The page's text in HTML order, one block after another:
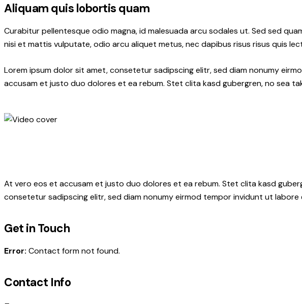
Aliquam quis lobortis quam
Curabitur pellentesque odio magna, id malesuada arcu sodales ut. Sed sed
nisi et mattis vulputate, odio arcu aliquet metus, nec dapibus risus risus quis
Lorem ipsum dolor sit amet, consetetur sadipscing elitr, sed diam nonumy
accusam et justo duo dolores et ea rebum. Stet clita kasd gubergren, no sea
At vero eos et accusam et justo duo dolores et ea rebum. Stet clita kasd
consetetur sadipscing elitr, sed diam nonumy eirmod tempor invidunt ut
Get in Touch
Error: Contact form not found.
Contact Info